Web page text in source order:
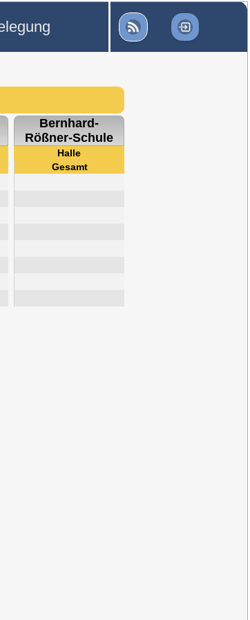
Bernhard-
Rößner-Schule
Halle
Gesamt